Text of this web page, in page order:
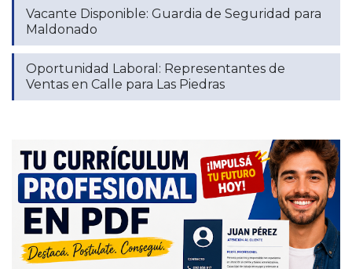
Vacante Disponible: Guardia de Seguridad para
Maldonado
Oportunidad Laboral: Representantes de
Ventas en Calle para Las Piedras